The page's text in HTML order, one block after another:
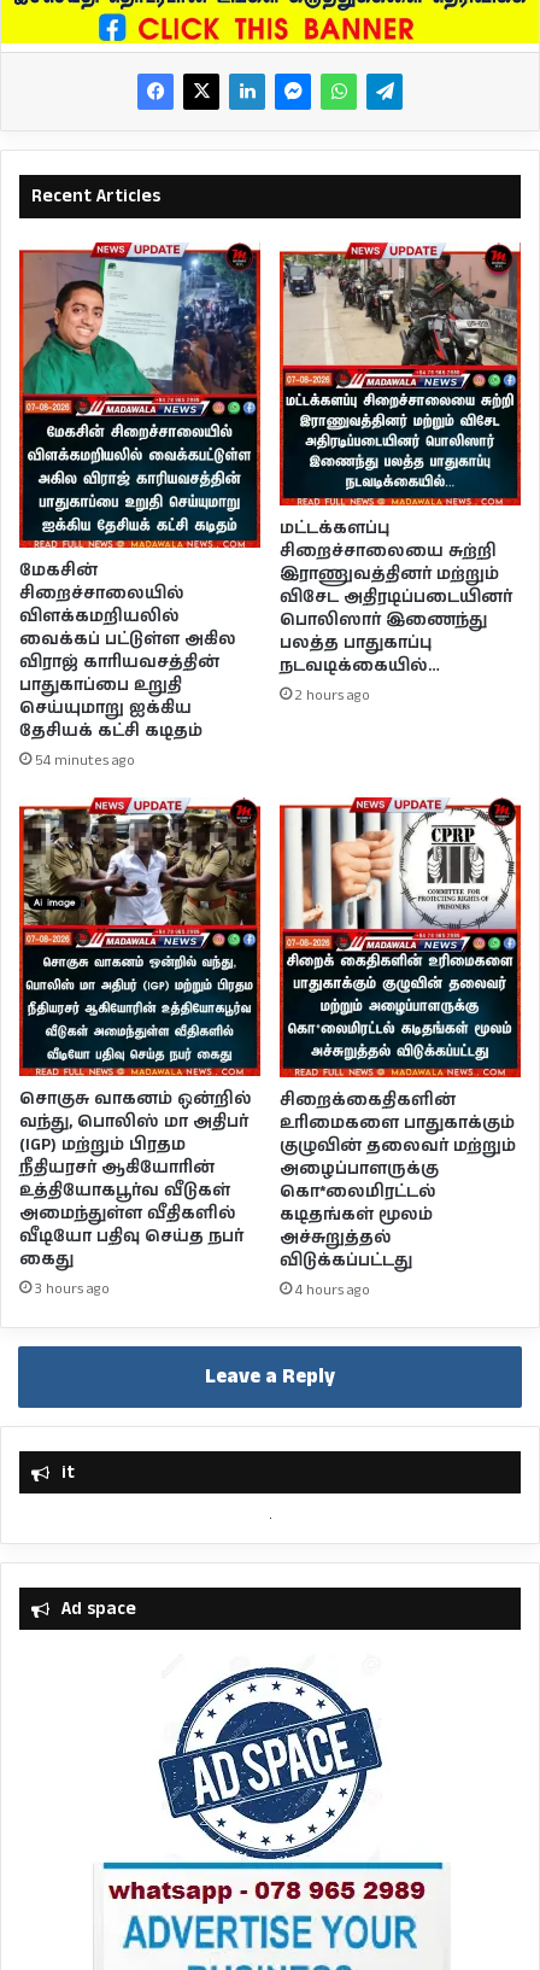
Recent Articles
மேகசின்
சிறைச்சாலையில்
விளக்கமறியலில்
வைக்கப் பட்டுள்ள அகில
விராஜ் காரியவசத்தின்
பாதுகாப்பை உறுதி
செய்யுமாறு ஐக்கிய
தேசியக் கட்சி கடிதம்
54 minutes ago
மட்டக்களப்பு
சிறைச்சாலையை சுற்றி
இராணுவத்தினர் மற்றும்
விசேட அதிரடிப்படையினர்
பொலிஸார் இணைந்து
பலத்த பாதுகாப்பு
நடவடிக்கையில்…
2 hours ago
சொகுசு வாகனம் ஒன்றில்
வந்து, பொலிஸ் மா அதிபர்
(IGP) மற்றும் பிரதம
நீதியரசர் ஆகியோரின்
உத்தியோகபூர்வ வீடுகள்
அமைந்துள்ள வீதிகளில்
வீடியோ பதிவு செய்த நபர்
கைது
3 hours ago
சிறைக்கைதிகளின்
உரிமைகளை பாதுகாக்கும்
குழுவின் தலைவர் மற்றும்
அழைப்பாளருக்கு
கொ*லைமிரட்டல்
கடிதங்கள் மூலம்
அச்சுறுத்தல்
விடுக்கப்பட்டது
4 hours ago
Leave a Reply
it
Ad space